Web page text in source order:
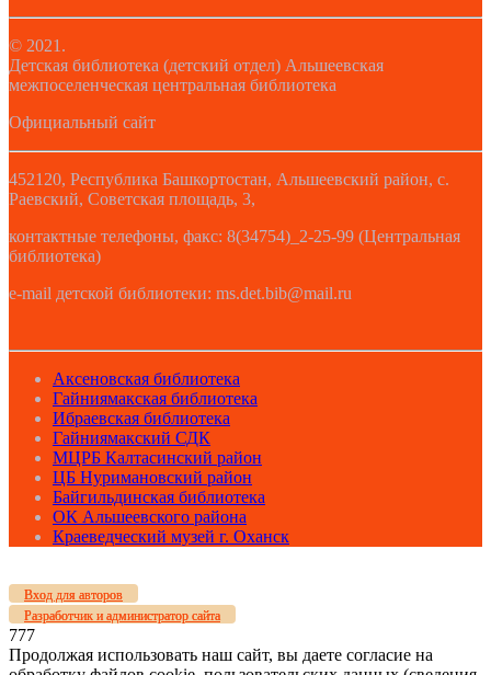
© 2021.
Детская библиотека (детский отдел) Альшеевская
межпоселенческая центральная библиотека
Официальный сайт
452120, Республика Башкортостан, Альшеевский район, с.
Раевский, Советская площадь, 3,
контактные телефоны, факс: 8(34754)_2-25-99 (Центральная
библиотека)
e-mail детской библиотеки: ms.det.bib@mail.ru
Аксеновская библиотека
Гайниямакская библиотека
Ибраевская библиотека
Гайниямакский СДК
МЦРБ Калтасинский район
ЦБ Нуримановский район
Байгильдинская библиотека
ОК Альшеевского района
Краеведческий музей г. Оханск
Вход для авторов
Разработчик и администратор сайта
777
Продолжая использовать наш сайт, вы даете согласие на